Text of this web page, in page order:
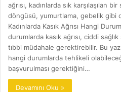
ağrısı, kadınlarda sık karşılaşılan
döngüsü, yumurtlama, gebelik gibi
Kadınlarda Kasık Ağrısı Hangi
durumlarda kasık ağrısı, ciddi
tıbbi müdahale gerektirebilir. Bu
hangi durumlarda tehlikeli
başvurulması gerektiğini…
Devamını Oku »